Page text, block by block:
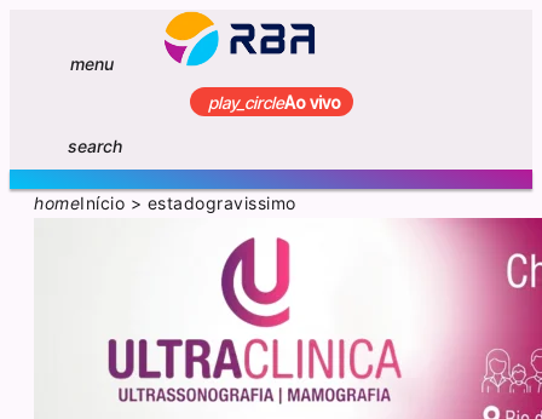
menu
play_circleAo vivo
search
homeInício > estadogravissimo